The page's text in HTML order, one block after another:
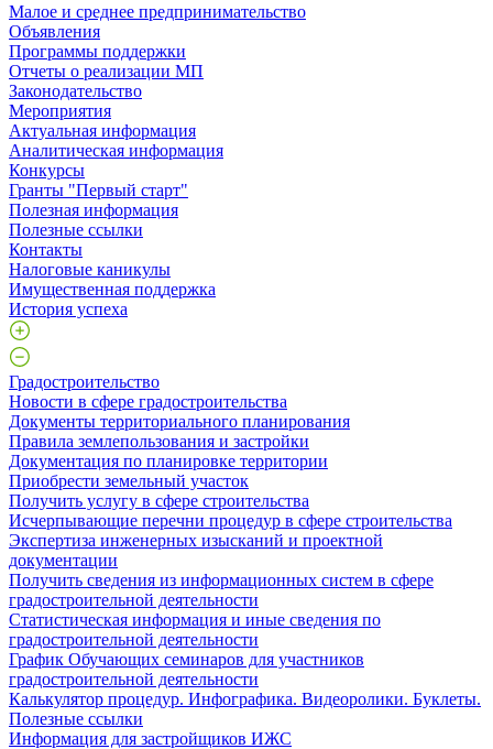
Малое и среднее предпринимательство
Объявления
Программы поддержки
Отчеты о реализации МП
Законодательство
Мероприятия
Актуальная информация
Аналитическая информация
Конкурсы
Гранты "Первый старт"
Полезная информация
Полезные ссылки
Контакты
Налоговые каникулы
Имущественная поддержка
История успеха
Градостроительство
Новости в сфере градостроительства
Документы территориального планирования
Правила землепользования и застройки
Документация по планировке территории
Приобрести земельный участок
Получить услугу в сфере строительства
Исчерпывающие перечни процедур в сфере строительства
Экспертиза инженерных изысканий и проектной
документации
Получить сведения из информационных систем в сфере
градостроительной деятельности
Статистическая информация и иные сведения по
градостроительной деятельности
График Обучающих семинаров для участников
градостроительной деятельности
Калькулятор процедур. Инфографика. Видеоролики. Буклеты.
Полезные ссылки
Информация для застройщиков ИЖС